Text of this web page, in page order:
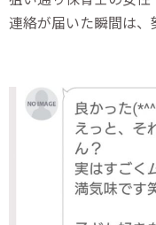
連絡が届いた瞬間は、